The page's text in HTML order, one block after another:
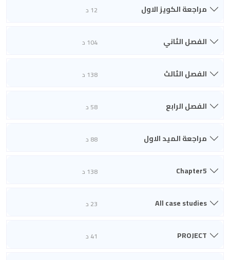
مراجعة الكويز الاول 12 د
الفصل الثاني 104 د
الفصل الثالث 138 د
الفصل الرابع 58 د
مراجعة الميد الاول 88 د
Chapter5 138 د
All case studies 23 د
PROJECT 41 د